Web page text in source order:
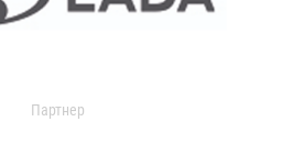
Партнер